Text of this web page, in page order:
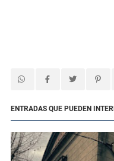
ENTRADAS QUE PUEDEN